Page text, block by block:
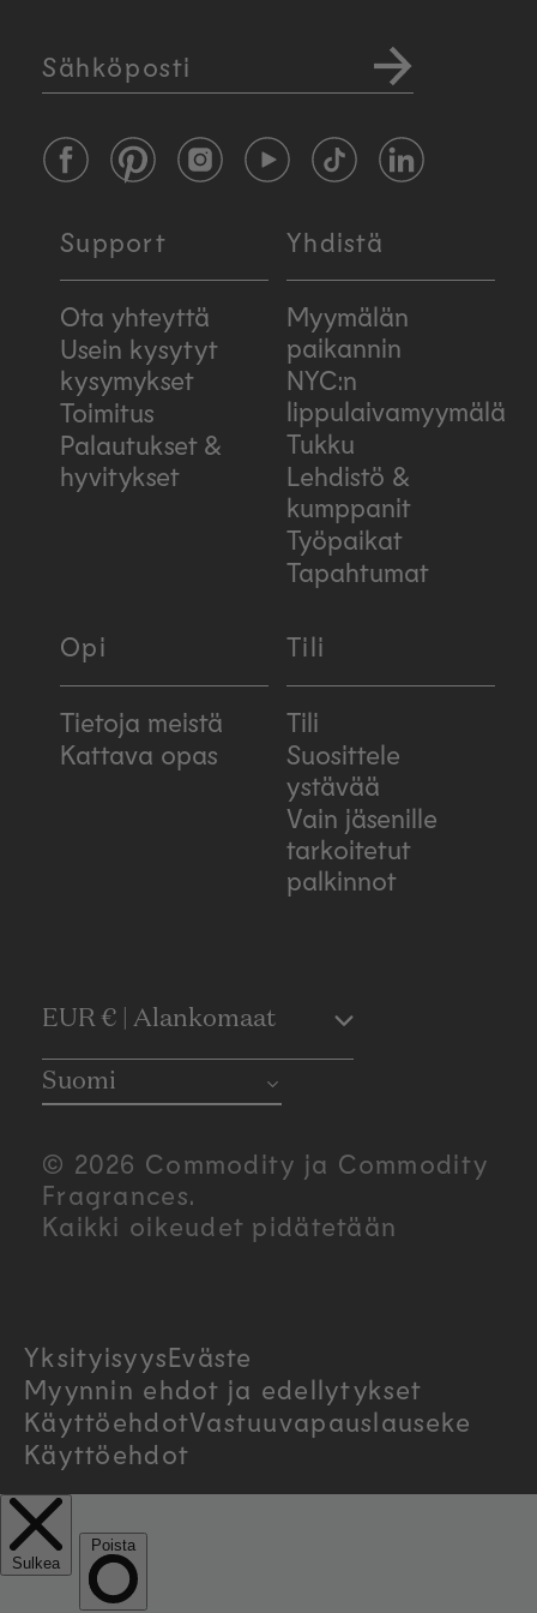
Sähköposti
FacebookPinterestInstagramYouTubeTikTokLinkedIn
Support
Ota yhteyttä
Usein kysytyt
kysymykset
Toimitus
Palautukset &
hyvitykset
Yhdistä
Myymälän
paikannin
NYC:n
lippulaivamyymälä
Tukku
Lehdistö &
kumppanit
Työpaikat
Tapahtumat
Opi
Tietoja meistä
Kattava opas
Tili
Tili
Suosittele
ystävää
Vain jäsenille
tarkoitetut
palkinnot
C
o
u
n
y
/
r
e
EUR € | Alankomaat
Suomi
© 2026 Commodity ja Commodity
Fragrances.
Kaikki oikeudet pidätetään
YksityisyysEväste
Myynnin ehdot ja edellytykset
KäyttöehdotVastuuvapauslauseke
Käyttöehdot